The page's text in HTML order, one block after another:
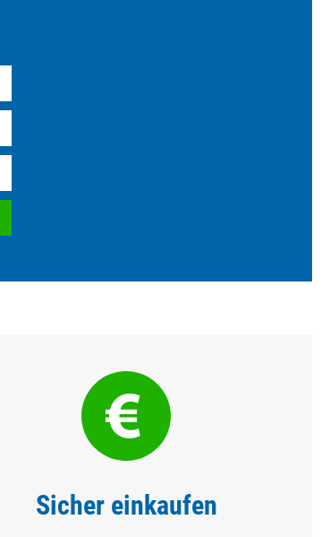
Sicher einkaufen